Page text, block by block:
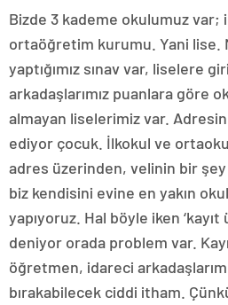
Bizde 3 kademe okulumuz var;
ortaöğretim kurumu. Yani lise.
yaptığımız sınav var, liselere
arkadaşlarımız puanlara göre
almayan liselerimiz var.
ediyor çocuk. İlkokul ve
adres üzerinden, velinin bir
biz kendisini evine en yakın
yapıyoruz. Hal böyle iken
deniyor orada problem var.
öğretmen, idareci
bırakabilecek ciddi itham.